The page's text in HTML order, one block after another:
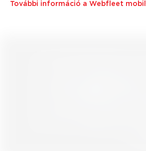
További információ a Webfleet